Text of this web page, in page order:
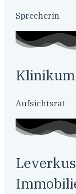
Sprecherin
Aufsichtsrat